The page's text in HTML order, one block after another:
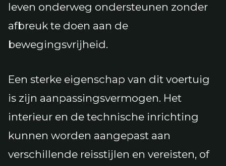
leven onderweg ondersteunen zonder
afbreuk te doen aan de
bewegingsvrijheid.
Een sterke eigenschap van dit voertuig
is zijn aanpassingsvermogen. Het
interieur en de technische inrichting
kunnen worden aangepast aan
verschillende reisstijlen en vereisten, of